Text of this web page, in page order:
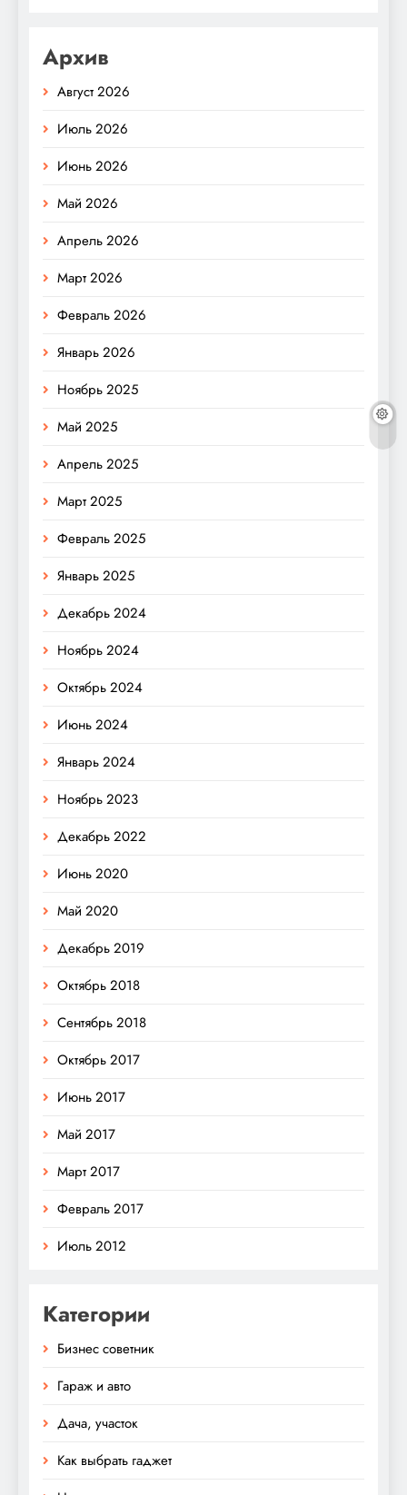
Архив
Август 2026
Июль 2026
Июнь 2026
Май 2026
Апрель 2026
Март 2026
Февраль 2026
Январь 2026
Ноябрь 2025
Май 2025
Апрель 2025
Март 2025
Февраль 2025
Январь 2025
Декабрь 2024
Ноябрь 2024
Октябрь 2024
Июнь 2024
Январь 2024
Ноябрь 2023
Декабрь 2022
Июнь 2020
Май 2020
Декабрь 2019
Октябрь 2018
Сентябрь 2018
Октябрь 2017
Июнь 2017
Май 2017
Март 2017
Февраль 2017
Июль 2012
Категории
Бизнес советник
Гараж и авто
Дача, участок
Как выбрать гаджет